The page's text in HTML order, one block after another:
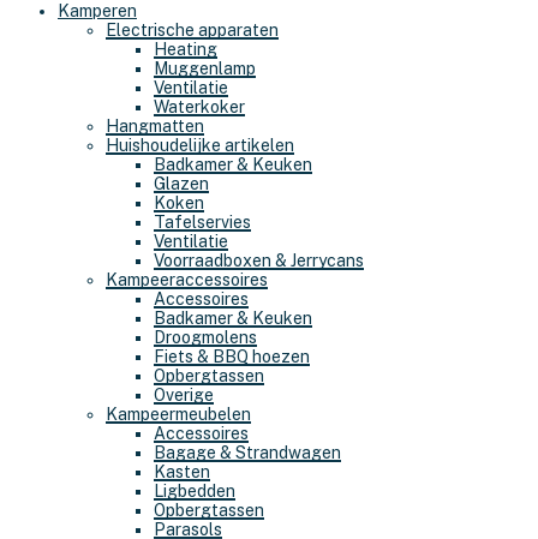
Kamperen
Electrische apparaten
Heating
Muggenlamp
Ventilatie
Waterkoker
Hangmatten
Huishoudelijke artikelen
Badkamer & Keuken
Glazen
Koken
Tafelservies
Ventilatie
Voorraadboxen & Jerrycans
Kampeeraccessoires
Accessoires
Badkamer & Keuken
Droogmolens
Fiets & BBQ hoezen
Opbergtassen
Overige
Kampeermeubelen
Accessoires
Bagage & Strandwagen
Kasten
Ligbedden
Opbergtassen
Parasols